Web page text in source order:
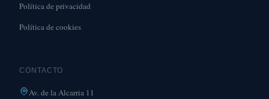
Política de privacidad
Política de cookies
CONTACTO
Av. de la Alcarria 11